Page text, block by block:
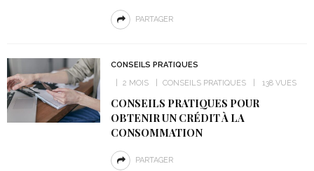
PARTAGER
CONSEILS PRATIQUES
2 MOIS
CONSEILS PRATIQUES 138 VUES
CONSEILS PRATIQUES POUR
OBTENIR UN CRÉDIT À LA
CONSOMMATION
PARTAGER